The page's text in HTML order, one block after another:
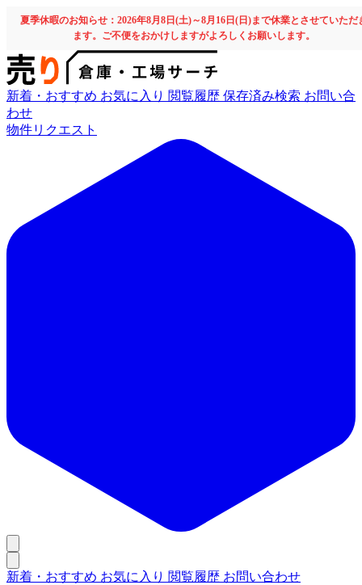
夏季休暇のお知らせ：2026年8月8日(土)～8月16日(日)まで休業とさせていただ
ます。ご不便をおかけしますがよろしくお願いします。
新着・おすすめ お気に入り 閲覧履歴 保存済み検索 お問い合
わせ
物件リクエスト
新着・おすすめ お気に入り 閲覧履歴 お問い合わせ